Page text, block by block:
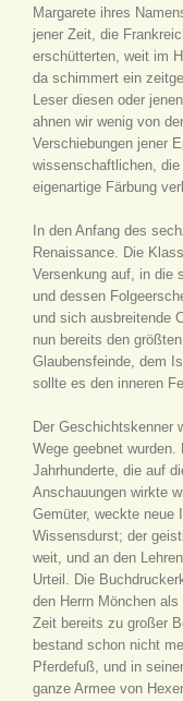
Margarete ihres
jener Zeit, die
erschütterten, weit im
da schimmert ein
Leser diesen oder
ahnen wir wenig von
Verschiebungen jener
wissenschaftlichen,
eigenartige Färbung
In den Anfang des
Renaissance. Die
Versenkung auf, in die
und dessen
und sich ausbreitende
nun bereits den
Glaubensfeinde, dem
sollte es den inneren
Der Geschichtskenner
Wege geebnet
Jahrhunderte, die auf
Anschauungen wirkte
Gemüter, weckte neue
Wissensdurst; der
weit, und an den
Urteil. Die
den Herrn Mönchen
Zeit bereits zu großer
bestand schon nicht
Pferdefuß, und in
ganze Armee von